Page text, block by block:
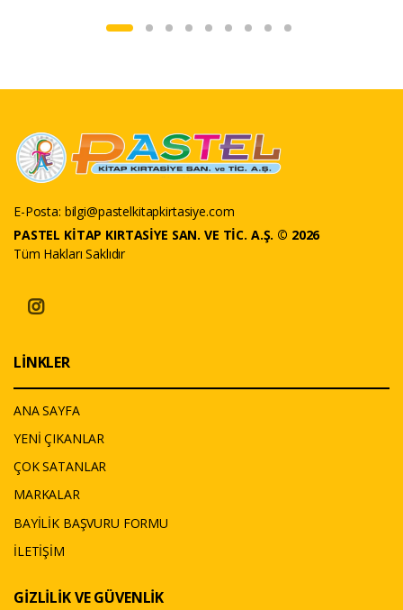
E-Posta: bilgi@pastelkitapkirtasiye.com
PASTEL KİTAP KIRTASİYE SAN. VE TİC. A.Ş. © 2026
Tüm Hakları Saklıdır
LİNKLER
ANA SAYFA
YENİ ÇIKANLAR
ÇOK SATANLAR
MARKALAR
BAYİLİK BAŞVURU FORMU
İLETİŞİM
GİZLİLİK VE GÜVENLİK